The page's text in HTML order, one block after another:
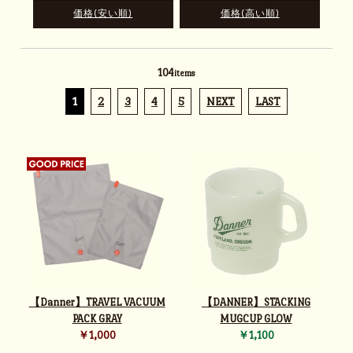
価格(安い順) 価格(高い順)
104items
1 2 3 4 5 NEXT LAST
【Danner】TRAVEL VACUUM
PACK GRAY
￥1,000
【DANNER】STACKING
MUGCUP GLOW
￥1,100